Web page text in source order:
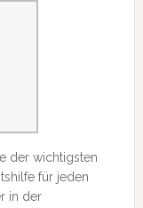
der wichtigsten
für jeden
in der